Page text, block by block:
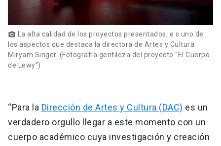
photo_camera La alta calidad de los proyectos presentados, e s uno de
los aspectos que destaca la directora de Artes y Cultura
Miryam Singer. (Fotografía gentileza del proyecto “El Cuerpo
de Lewy”)
“Para la Dirección de Artes y Cultura (DAC) es un
verdadero orgullo llegar a este momento con un
cuerpo académico cuya investigación y creación